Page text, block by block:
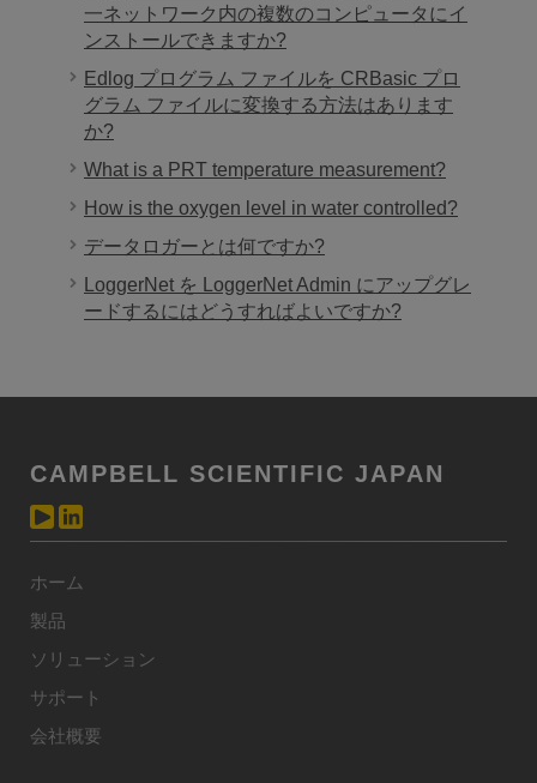
一ネットワーク内の複数のコンピュータにイ
ンストールできますか?
Edlog プログラム ファイルを CRBasic プロ
グラム ファイルに変換する方法はあります
か?
What is a PRT temperature measurement?
How is the oxygen level in water controlled?
データロガーとは何ですか?
LoggerNet を LoggerNet Admin にアップグレ
ードするにはどうすればよいですか?
CAMPBELL SCIENTIFIC JAPAN
ホーム
製品
ソリューション
サポート
会社概要